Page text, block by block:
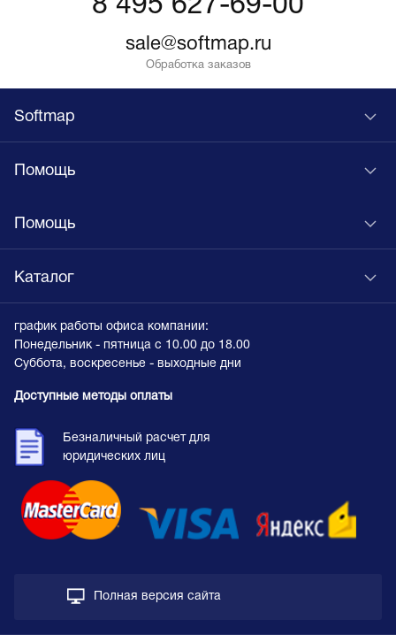
8 495 627-69-00
sale@softmap.ru
Обработка заказов
Softmap
Помощь
Помощь
Каталог
график работы офиса компании:
Понедельник - пятница с 10.00 до 18.00
Суббота, воскресенье - выходные дни
Доступные методы оплаты
Безналичный расчет для
юридических лиц
Полная версия сайта